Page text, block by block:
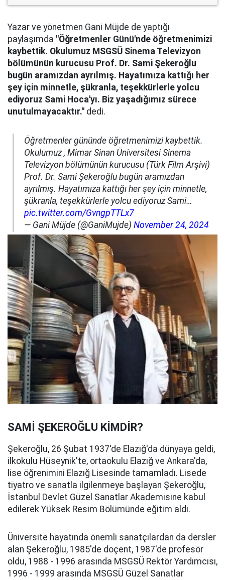
Yazar ve yönetmen Gani Müjde de yaptığı
paylaşımda "Öğretmenler Günü'nde öğretmenimizi
kaybettik. Okulumuz MSGSÜ Sinema Televizyon
bölümünün kurucusu Prof. Dr. Sami Şekeroğlu
bugün aramızdan ayrılmış. Hayatımıza kattığı her
şey için minnetle, şükranla, teşekkürlerle yolcu
ediyoruz Sami Hoca'yı. Biz yaşadığımız sürece
unutulmayacaktır." dedi.
Öğretmenler gününde öğretmenimizi kaybettik.
Okulumuz , Mimar Sinan Üniversitesi Sinema
Televizyon bölümünün kurucusu (Türk Film Arşivi)
Prof. Dr. Sami Şekeroğlu bugün aramızdan
ayrılmış. Hayatımıza kattığı her şey için minnetle,
şükranla, teşekkürlerle yolcu ediyoruz Sami…
pic.twitter.com/GvngpTTLx7
— Gani Müjde (@GaniMujde) November 24, 2024
SAMİ ŞEKEROĞLU KİMDİR?
Şekeroğlu, 26 Şubat 1937'de Elazığ'da dünyaya geldi,
ilkokulu Hüseynik'te, ortaokulu Elazığ ve Ankara'da,
lise öğrenimini Elazığ Lisesinde tamamladı. Lisede
tiyatro ve sanatla ilgilenmeye başlayan Şekeroğlu,
İstanbul Devlet Güzel Sanatlar Akademisine kabul
edilerek Yüksek Resim Bölümünde eğitim aldı.
Üniversite hayatında önemli sanatçılardan da dersler
alan Şekeroğlu, 1985'de doçent, 1987'de profesör
oldu, 1988 - 1996 arasında MSGSÜ Rektör Yardımcısı,
1996 - 1999 arasında MSGSÜ Güzel Sanatlar